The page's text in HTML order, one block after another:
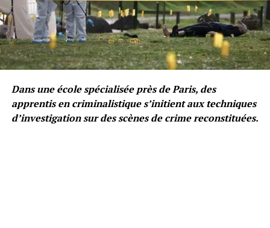
Dans une école spécialisée près de Paris, des
apprentis en criminalistique s’initient aux techniques
d’investigation sur des scènes de crime reconstituées.